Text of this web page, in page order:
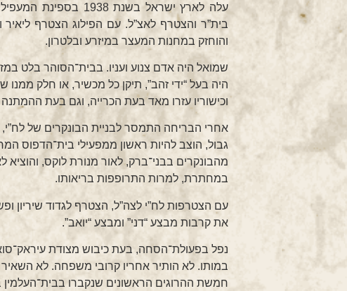
עלה לארץ ישראל
בית”ר והצטרף לאצ”ל. עם הפילוג הצטרף
והוחזק במחנות המעצר במיזרע ובלטרון.
שמואל היה אדם צנוע ועניו. בבית־הסוהר בלט
וכישוריו עזרו מאד בעת הכרייה, וגם בעת
אחרי הבריחה התמסר לבניית הבונקרים של
גבול, הוצב להיות ראשון ממפעילי בית־הדפוס
מהבונקרים בבני־ברק, לאור מנורת לוקס, והוציא
במחתרת, למרות התרופפות בריאותו.
את קרבות מבצע “דני” ומבצע “יואב”.
במותו. לא הותיר אחריו קרובי משפחה. לא
חמשת ההרוגים הראשונים שנקברו